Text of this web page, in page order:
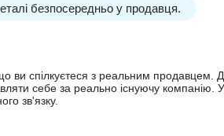
безпосередньо у продавця.
ви спілкуєтеся з реальним продавцем.
себе за реально існуючу компанію.
зв'язку.